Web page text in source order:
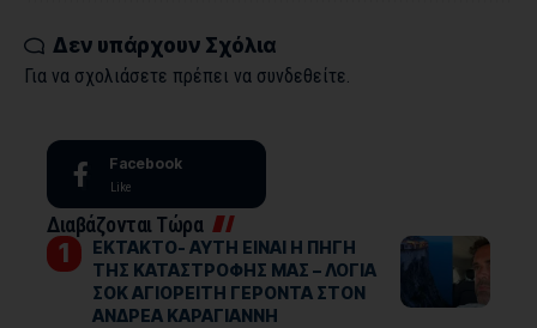
Δεν υπάρχουν Σχόλια
Για να σχολιάσετε πρέπει να συνδεθείτε.
Facebook
Like
Διαβάζονται Τώρα
ΕΚΤΑΚΤΟ- ΑΥΤΗ ΕΙΝΑΙ Η ΠΗΓΗ
ΤΗΣ ΚΑΤΑΣΤΡΟΦΗΣ ΜΑΣ – ΛΟΓΙΑ
ΣΟΚ ΑΓΙΟΡΕΙΤΗ ΓΕΡΟΝΤΑ ΣΤΟΝ
ΑΝΔΡΕΑ ΚΑΡΑΓΙΑΝΝΗ